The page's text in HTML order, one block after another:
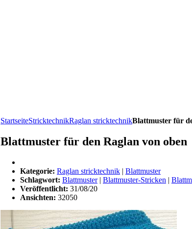
StartseiteStricktechnikRaglan stricktechnikBlattmuster für
Blattmuster für den Raglan von oben
Kategorie: Raglan stricktechnik | Blattmuster
Schlagwort: Blattmuster| Blattmuster-Stricken |
Veröffentlicht: 31/08/20
Ansichten: 32050